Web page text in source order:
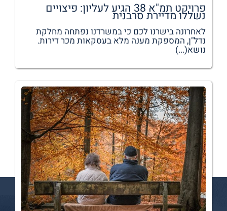
פרויקט תמ"א 38 הגיע לעליון: פיצוייםנשללו מדיירת סרבנית
לאחרונה בישרנו לכם כי במשרדנו נפתחה מחלקת
נדל"ן, המספקת מענה מלא בעסקאות מכר דירות.
נושא(...)